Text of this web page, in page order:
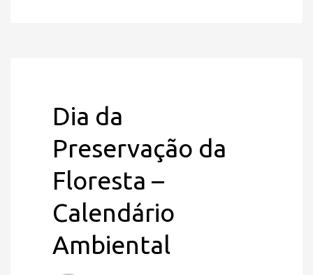
Dia da
Preservação da
Floresta –
Calendário
Ambiental